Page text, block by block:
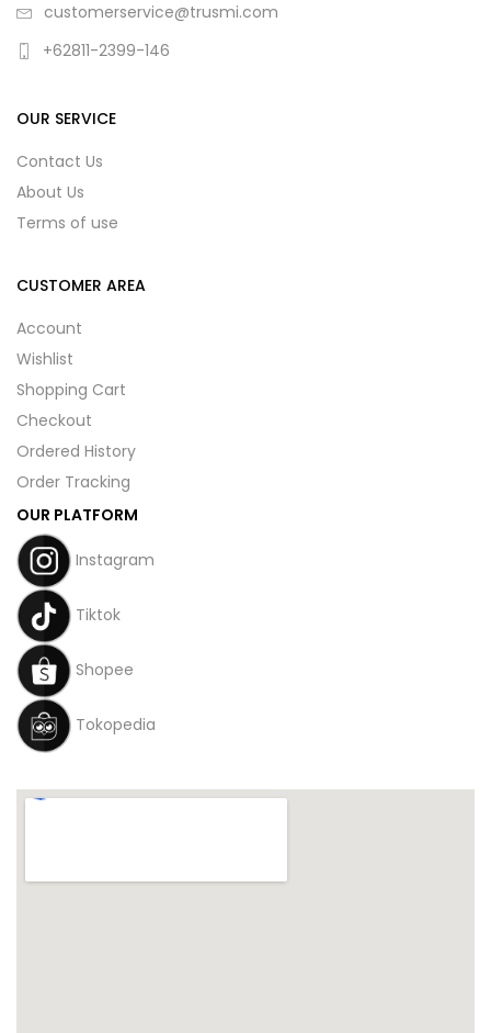
customerservice@trusmi.com
+62811-2399-146
OUR SERVICE
Contact Us
About Us
Terms of use
CUSTOMER AREA
Account
Wishlist
Shopping Cart
Checkout
Ordered History
Order Tracking
OUR PLATFORM
Instagram
Tiktok
Shopee
Tokopedia